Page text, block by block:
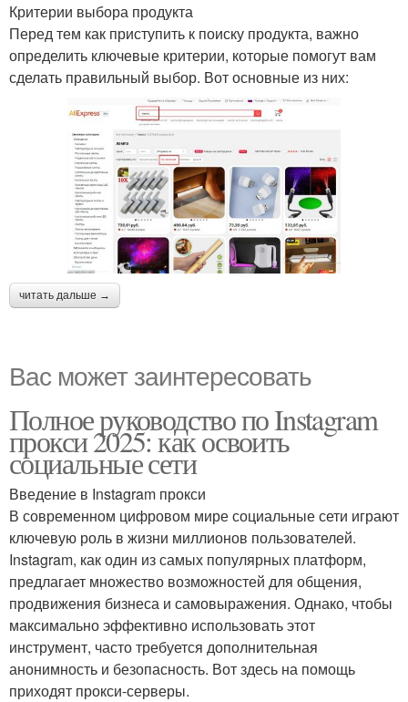
Критерии выбора продукта
Перед тем как приступить к поиску продукта, важно
определить ключевые критерии, которые помогут вам
сделать правильный выбор. Вот основные из них:
читать дальше →
Вас может заинтересовать
Полное руководство по Instagram
прокси 2025: как освоить
социальные сети
Введение в Instagram прокси
В современном цифровом мире социальные сети играют
ключевую роль в жизни миллионов пользователей.
Instagram, как один из самых популярных платформ,
предлагает множество возможностей для общения,
продвижения бизнеса и самовыражения. Однако, чтобы
максимально эффективно использовать этот
инструмент, часто требуется дополнительная
анонимность и безопасность. Вот здесь на помощь
приходят прокси-серверы.